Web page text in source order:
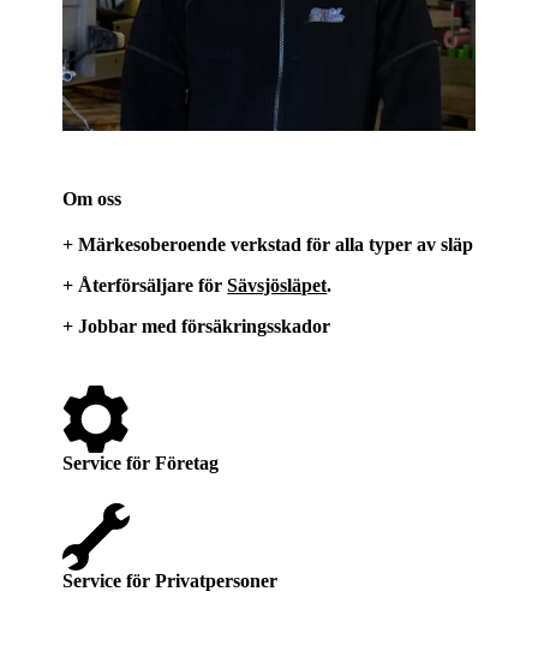
Om oss
+ Märkesoberoende verkstad för alla typer av släp
+ Återförsäljare förSävsjösläpet.
+ Jobbar med försäkringsskador
Service för Företag
Service för Privatpersoner